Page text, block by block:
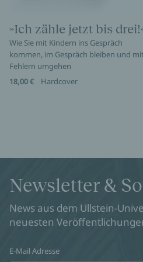
»Ich zähle jetzt bis
Wie Sie mit Kindern ins Gespräch
kommen, im Gespräch bleiben und
Fehlern umgehen
18,00 €
Hardcover
Newsletter &
News aus dem Ullstein-
neuesten
E-Mail Adresse